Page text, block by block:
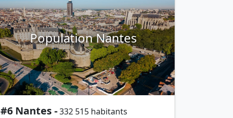
Population Nantes
#6 Nantes -332 515 habitants